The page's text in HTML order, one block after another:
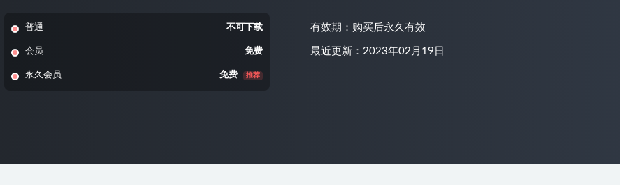
普通 不可下载
会员 免费
永久会员 免费 推荐
有效期：购买后永久有效
最近更新：2023年02月19日